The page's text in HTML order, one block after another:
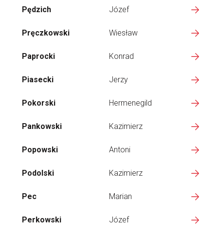
Pędzich Józef
Pręczkowski Wiesław
Paprocki Konrad
Piasecki Jerzy
Pokorski Hermenegild
Pankowski Kazimierz
Popowski Antoni
Podolski Kazimierz
Pec Marian
Perkowski Józef